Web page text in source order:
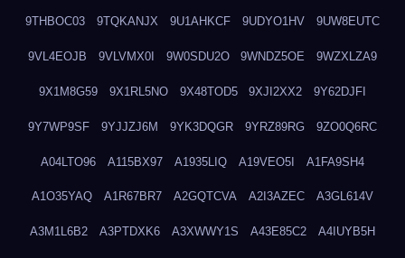
9THBOC03 9TQKANJX 9U1AHKCF 9UDYO1HV 9UW8EUTC
9VL4EOJB 9VLVMX0I 9W0SDU2O 9WNDZ5OE 9WZXLZA9
9X1M8G59 9X1RL5NO 9X48TOD5 9XJI2XX2 9Y62DJFI
9Y7WP9SF 9YJJZJ6M 9YK3DQGR 9YRZ89RG 9ZO0Q6RC
A04LTO96 A115BX97 A1935LIQ A19VEO5I A1FA9SH4
A1O35YAQ A1R67BR7 A2GQTCVA A2I3AZEC A3GL614V
A3M1L6B2 A3PTDXK6 A3XWWY1S A43E85C2 A4IUYB5H